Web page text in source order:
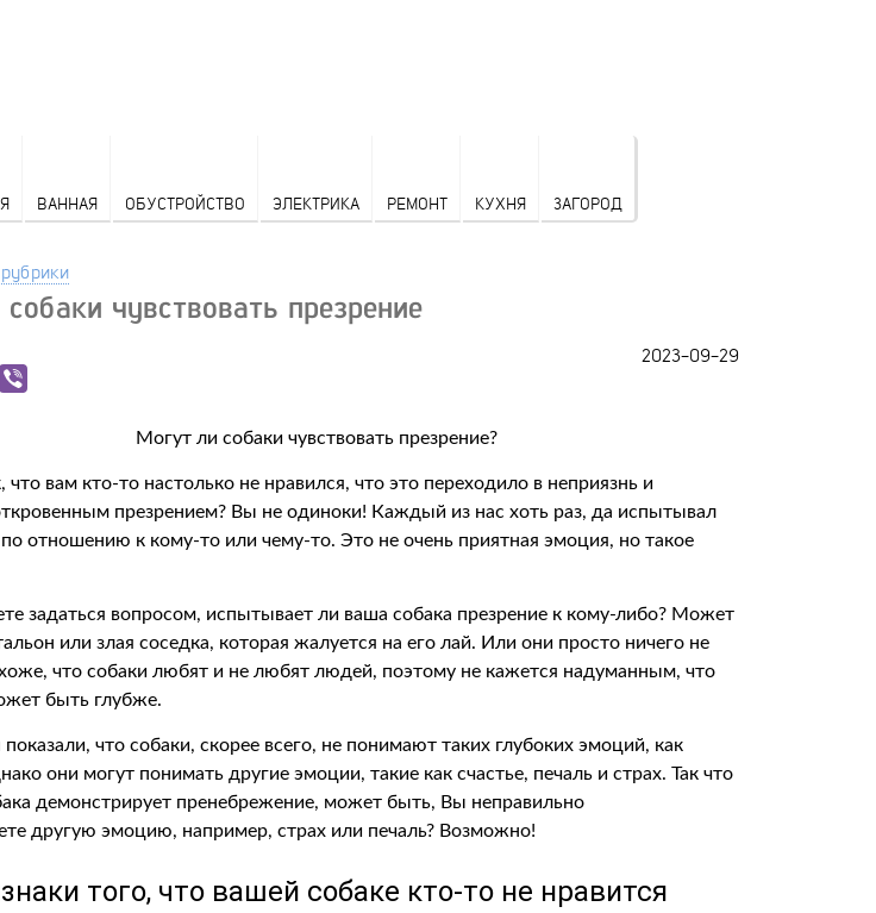
ВАННАЯ ОБУСТРОЙСТВО ЭЛЕКТРИКА РЕМОНТ КУХНЯ ЗАГОРОД
чувствовать презрение
2023-09-29
что вам кто-то настолько не нравился, что это переходило в неприязнь и
презрением? Вы не одиноки! Каждый из нас хоть раз, да испытывал
по отношению к кому-то или чему-то. Это не очень приятная эмоция, но такое
задаться вопросом, испытывает ли ваша собака презрение к кому-либо? Может
или злая соседка, которая жалуется на его лай. Или они просто ничего не
что собаки любят и не любят людей, поэтому не кажется надуманным, что
быть глубже.
что собаки, скорее всего, не понимают таких глубоких эмоций, как
они могут понимать другие эмоции, такие как счастье, печаль и страх. Так что
демонстрирует пренебрежение, может быть, Вы неправильно
другую эмоцию, например, страх или печаль? Возможно!
того, что вашей собаке кто-то не нравится